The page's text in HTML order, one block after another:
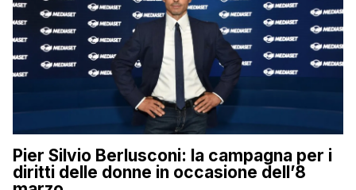
Pier Silvio Berlusconi: la campagna per i
diritti delle donne in occasione dell’8